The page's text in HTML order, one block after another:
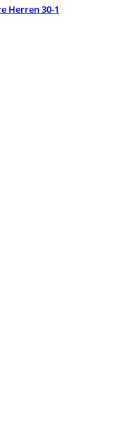
Herren 30-1